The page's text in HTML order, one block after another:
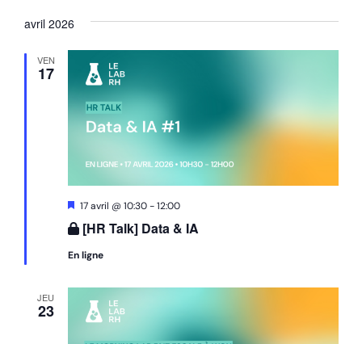
avril 2026
VEN
17
[HR Talk] Data & IA
Mis
avant
17 avril @ 10:30-12:00
En ligne
JEU
23